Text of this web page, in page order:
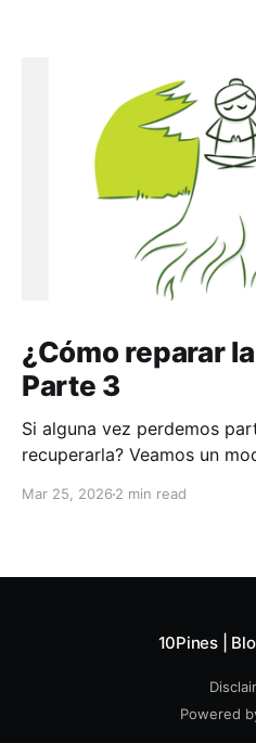
¿Cómo reparar
Parte 3
Si alguna vez perdemos
recuperarla? Veamos un
Mar 25, 2026 2 min read
10Pines |
Powered